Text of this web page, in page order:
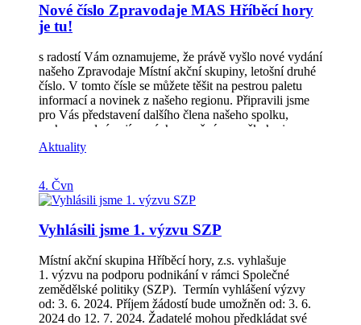
Nové číslo Zpravodaje MAS Hříběcí hory
je tu!
s radostí Vám oznamujeme, že právě vyšlo nové vydání
našeho Zpravodaje Místní akční skupiny, letošní druhé
číslo. V tomto čísle se můžete těšit na pestrou paletu
informací a novinek z našeho regionu. Připravili jsme
pro Vás představení dalšího člena našeho spolku,
rozhovor plný zajímavých a možná pro někoho i
překvapivých informací, shrnutí spousty akcí
realizovaných díky projektu z OPZ+, informace o
naší Letní soutěži „Za krásami Hříběcích hor“.
Zpravodaj (2/2024) si můžete stáhnout v PDF, zde:
Děkujeme Vám za Vaši podporu a těšíme se na Vaše
Hříběcí hory
Aktuality
4. Čvn
Vyhlásili jsme 1. výzvu SZP
Místní akční skupina Hříběcí hory, z.s. vyhlašuje
1. výzvu na podporu podnikání v rámci Společné
zemědělské politiky (SZP). Termín vyhlášení výzvy
od: 3. 6. 2024. Příjem žádostí bude umožněn od: 3. 6.
2024 do 12. 7. 2024. Žadatelé mohou předkládat své